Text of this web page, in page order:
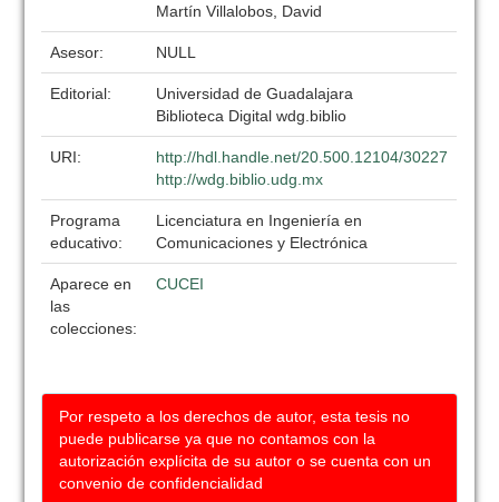
Martín Villalobos, David
Asesor: NULL
Editorial:
Universidad de Guadalajara
Biblioteca Digital wdg.biblio
URI:
http://hdl.handle.net/20.500.12104/30227
http://wdg.biblio.udg.mx
Programa
educativo:
Licenciatura en Ingeniería en
Comunicaciones y Electrónica
Aparece en
las
colecciones:
CUCEI
Por respeto a los derechos de autor, esta tesis no
puede publicarse ya que no contamos con la
autorización explícita de su autor o se cuenta con un
convenio de confidencialidad